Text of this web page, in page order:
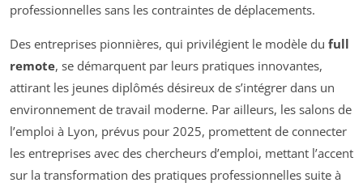
professionnelles sans les contraintes de déplacements.
Des entreprises pionnières, qui privilégient le modèle du full
remote, se démarquent par leurs pratiques innovantes,
attirant les jeunes diplômés désireux de s’intégrer dans un
environnement de travail moderne. Par ailleurs, les salons de
l’emploi à Lyon, prévus pour 2025, promettent de connecter
les entreprises avec des chercheurs d’emploi, mettant l’accent
sur la transformation des pratiques professionnelles suite à